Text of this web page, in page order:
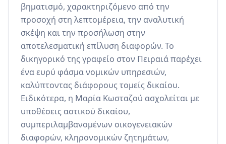
βηματισμό, χαρακτηριζόμενο από την
προσοχή στη λεπτομέρεια, την αναλυτική
σκέψη και την προσήλωση στην
αποτελεσματική επίλυση διαφορών. Το
δικηγορικό της γραφείο στον Πειραιά παρέχει
ένα ευρύ φάσμα νομικών υπηρεσιών,
καλύπτοντας διάφορους τομείς δικαίου.
Ειδικότερα, η Μαρία Κωσταζού ασχολείται με
υποθέσεις αστικού δικαίου,
συμπεριλαμβανομένων οικογενειακών
διαφορών, κληρονομικών ζητημάτων,